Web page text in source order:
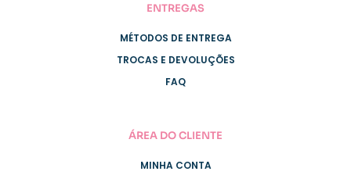
ENTREGAS
MÉTODOS DE ENTREGA
TROCAS E DEVOLUÇÕES
FAQ
ÁREA DO CLIENTE
MINHA CONTA